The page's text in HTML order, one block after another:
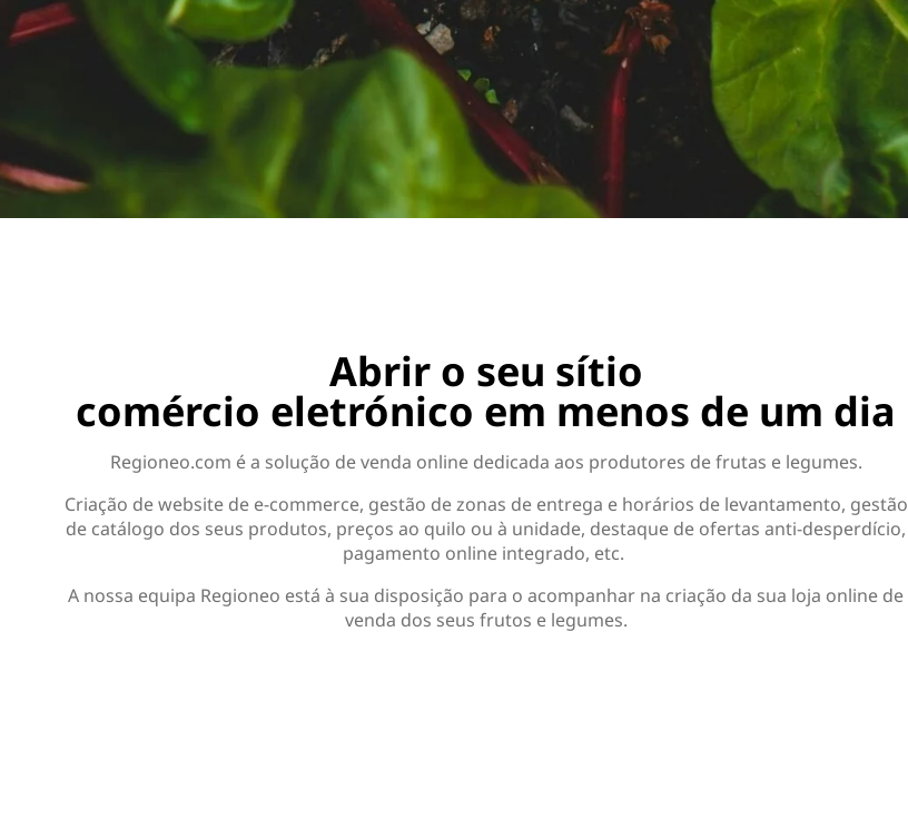
Abrir o seu sítio
comércio eletrónico em menos de um dia
Regioneo.com é a solução de venda online dedicada aos produtores de frutas e legumes.
Criação de website de e-commerce, gestão de zonas de entrega e horários de levantamento, gestão
de catálogo dos seus produtos, preços ao quilo ou à unidade, destaque de ofertas anti-desperdício,
pagamento online integrado, etc.
A nossa equipa Regioneo está à sua disposição para o acompanhar na criação da sua loja online de
venda dos seus frutos e legumes.